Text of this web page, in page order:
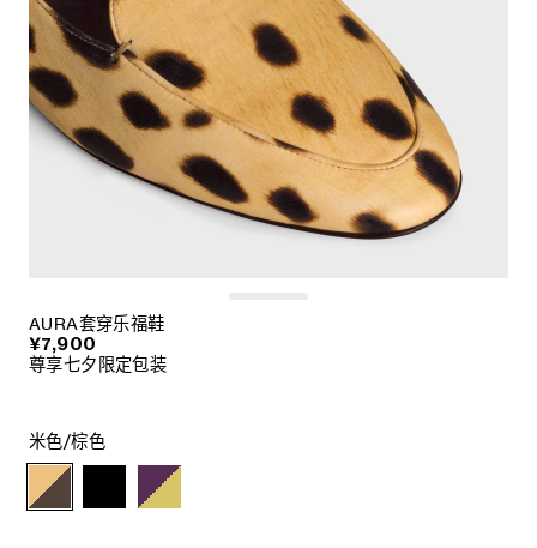
AURA套穿乐福鞋
¥7,900
尊享七夕限定包装
米色/棕色